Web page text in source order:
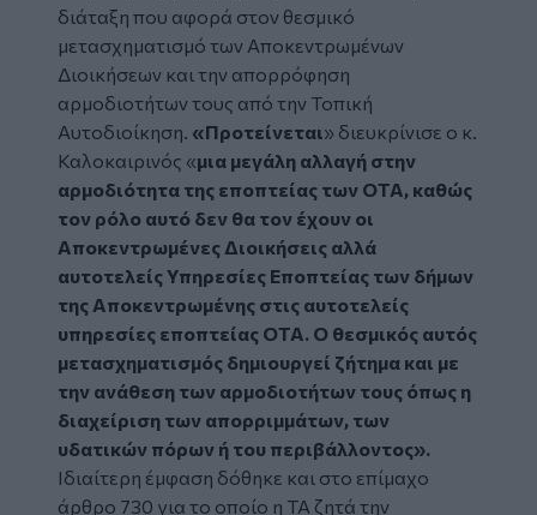
διάταξη που αφορά στον θεσμικό
μετασχηματισμό των Αποκεντρωμένων
Διοικήσεων και την απορρόφηση
αρμοδιοτήτων τους από την Τοπική
Αυτοδιοίκηση. «Προτείνεται» διευκρίνισε ο κ.
Καλοκαιρινός «μια μεγάλη αλλαγή στην
αρμοδιότητα της εποπτείας των ΟΤΑ, καθώς
τον ρόλο αυτό δεν θα τον έχουν οι
Αποκεντρωμένες Διοικήσεις αλλά
αυτοτελείς Υπηρεσίες Εποπτείας των δήμων
της Αποκεντρωμένης στις αυτοτελείς
υπηρεσίες εποπτείας ΟΤΑ. Ο θεσμικός αυτός
μετασχηματισμός δημιουργεί ζήτημα και με
την ανάθεση των αρμοδιοτήτων τους όπως η
διαχείριση των απορριμμάτων, των
υδατικών πόρων ή του περιβάλλοντος».
Ιδιαίτερη έμφαση δόθηκε και στο επίμαχο
άρθρο 730 για το οποίο η ΤΑ ζητά την